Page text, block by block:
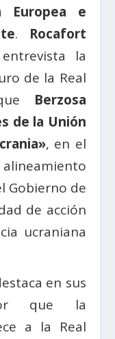
Europea e
. Rocafort
la
de la Real
Berzosa
de la Unión
, en el
Gobierno de
de acción
ucraniana
en sus
que la
a la Real